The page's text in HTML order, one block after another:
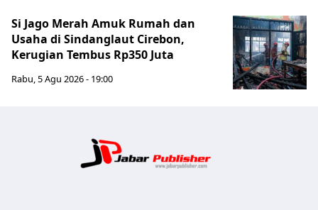
Si Jago Merah Amuk Rumah dan
Usaha di Sindanglaut Cirebon,
Kerugian Tembus Rp350 Juta
Rabu, 5 Agu 2026 - 19:00